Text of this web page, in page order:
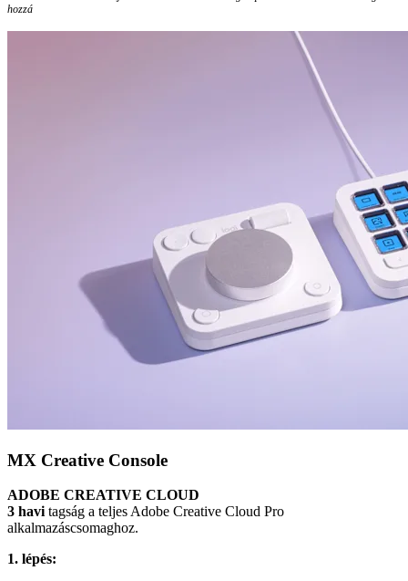
hozzá
MX Creative Console
ADOBE CREATIVE CLOUD
3 havitagság a teljes Adobe Creative Cloud Pro
alkalmazáscsomaghoz.
1. lépés: